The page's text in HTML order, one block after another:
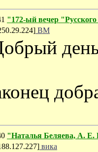
"172-ый вечер "Русского
ВМ
"Наталья Беляева, А. Е.
вика